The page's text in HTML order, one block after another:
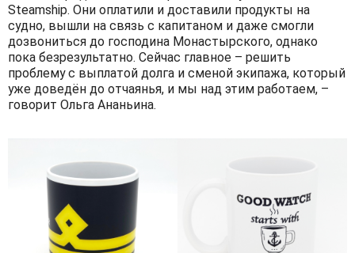
Steamship. Они оплатили и доставили продукты на
судно, вышли на связь с капитаном и даже смогли
дозвониться до господина Монастырского, однако
пока безрезультатно. Сейчас главное – решить
проблему с выплатой долга и сменой экипажа, который
уже доведён до отчаянья, и мы над этим работаем, –
говорит Ольга Ананьина.